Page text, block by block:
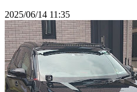
2025/06/14 11:35